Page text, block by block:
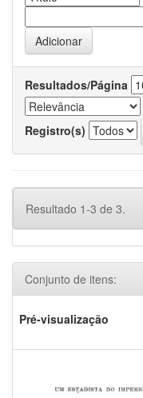
Resultados/Página
Registro(s)
Resultado 1-3 de 3.
Conjunto de itens:
Pré-visualização